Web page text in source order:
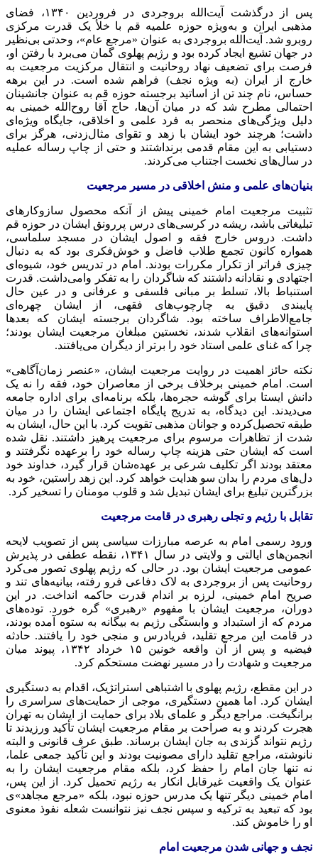
پس از درگذشت آیت‌الله بروجردی در فروردین ۱۳۴۰، فضای
مذهبی ایران و به‌ویژه حوزه علمیه قم با خلأ یک قدرت مرکزی
روبرو شد. آیت‌الله بروجردی به عنوان «مرجع عام»، وحدتی بی‌نظیر
در جهان تشیع ایجاد کرده بود و رژیم پهلوی گمان می‌برد با رفتن او،
فرصت برای تضعیف نهاد روحانیت و انتقال مرکزیت مرجعیت به
خارج از ایران (به ویژه نجف) فراهم شده است. در این برهه
حساس، نام چند تن از اساتید برجسته حوزه قم به عنوان جانشینان
احتمالی مطرح شد که در میان آن‌ها، حاج آقا روح‌الله خمینی به
دلیل ویژگی‌های منحصر به فرد علمی و اخلاقی، جایگاه ویژه‌ای
داشت؛ هرچند خود ایشان با زهد و تقوای مثال‌زدنی، هرگز برای
دستیابی به این مقام قدمی برنداشتند و حتی از چاپ رساله عملیه
در سال‌های نخست اجتناب می‌کردند.
بنیان‌های علمی و منش اخلاقی در مسیر مرجعیت
تثبیت مرجعیت امام خمینی پیش از آنکه محصول سازوکارهای
تبلیغاتی باشد، ریشه در کرسی‌های درس پررونق ایشان در حوزه قم
داشت. دروس خارج فقه و اصول ایشان در مسجد سلماسی،
همواره کانون تجمع طلاب فاضل و خوش‌فکری بود که به دنبال
چیزی فراتر از تکرار مکررات بودند. امام در تدریس خود، شیوه‌ای
اجتهادی و نقادانه داشتند که شاگردان را به تفکر وامی‌داشت. قدرت
استنباط بالا، تسلط بر مبانی فلسفی و عرفانی و در عین حال
پایبندی دقیق به چارچوب‌های فقهی، از ایشان چهره‌ای
جامع‌الاطراف ساخته بود. شاگردان برجسته ایشان که بعدها
استوانه‌های انقلاب شدند، نخستین مبلغان مرجعیت ایشان بودند؛
چرا که غنای علمی استاد خود را برتر از دیگران می‌یافتند.
نکته حائز اهمیت در روایت مرجعیت ایشان، «عنصر زمان‌آگاهی»
است. امام خمینی برخلاف برخی از معاصران خود، فقه را نه یک
دانش ایستا برای گوشه حجره‌ها، بلکه برنامه‌ای برای اداره جامعه
می‌دیدند. این دیدگاه، به تدریج پایگاه اجتماعی ایشان را در میان
طبقه تحصیل‌کرده و جوانان مذهبی تقویت کرد. با این حال، ایشان به
شدت از تظاهرات مرسوم برای مرجعیت پرهیز داشتند. نقل شده
است که ایشان حتی هزینه چاپ رساله خود را برعهده نگرفتند و
معتقد بودند اگر تکلیف شرعی بر عهده‌شان قرار گیرد، خداوند خود
دل‌های مردم را بدان سو هدایت خواهد کرد. این زهد راستین، خود به
بزرگترین تبلیغ برای ایشان تبدیل شد و قلوب مومنان را تسخیر کرد.
تقابل با رژیم و تجلی رهبری در قامت مرجعیت
ورود رسمی امام به عرصه مبارزات سیاسی پس از تصویب لایحه
انجمن‌های ایالتی و ولایتی در سال ۱۳۴۱، نقطه عطفی در پذیرش
عمومی مرجعیت ایشان بود. در حالی که رژیم پهلوی تصور می‌کرد
روحانیت پس از بروجردی به لاک دفاعی فرو رفته، بیانیه‌های تند و
صریح امام خمینی، لرزه بر اندام قدرت حاکمه انداخت. در این
دوران، مرجعیت ایشان با مفهوم «رهبری» گره خورد. توده‌های
مردم که از استبداد و وابستگی رژیم به بیگانه به ستوه آمده بودند،
در قامت این مرجع تقلید، فریادرس و منجی خود را یافتند. حادثه
فیضیه و پس از آن واقعه خونین ۱۵ خرداد ۱۳۴۲، پیوند میان
مرجعیت و شهادت را در مسیر نهضت مستحکم کرد.
در این مقطع، رژیم پهلوی با اشتباهی استراتژیک، اقدام به دستگیری
ایشان کرد. اما همین دستگیری، موجی از حمایت‌های سراسری را
برانگیخت. مراجع دیگر و علمای بلاد برای حمایت از ایشان به تهران
هجرت کردند و به صراحت بر مقام مرجعیت ایشان تأکید ورزیدند تا
رژیم نتواند گزندی به جان ایشان برساند. طبق عرف قانونی و البته
نانوشته، مراجع تقلید دارای مصونیت بودند و این تأکید جمعی علما،
نه تنها جان امام را حفظ کرد، بلکه مقام مرجعیت ایشان را به
عنوان یک واقعیت غیرقابل انکار به رژیم تحمیل کرد. از این پس،
امام خمینی دیگر تنها یک مدرس حوزه نبود، بلکه «مرجع مجاهد»ی
بود که تبعید به ترکیه و سپس نجف نیز نتوانست شعله نفوذ معنوی
او را خاموش کند.
نجف و جهانی شدن مرجعیت امام